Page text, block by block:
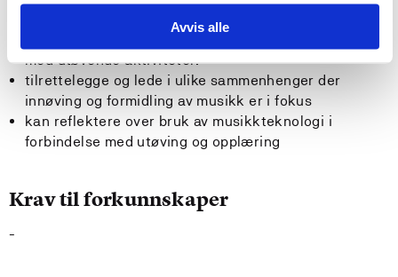
Avvis alle
med utøvende aktiviteter.
tilrettelegge og lede i ulike sammenhenger der
innøving og formidling av musikk er i fokus
kan reflektere over bruk av musikkteknologi i
forbindelse med utøving og opplæring
Krav til forkunnskaper
-